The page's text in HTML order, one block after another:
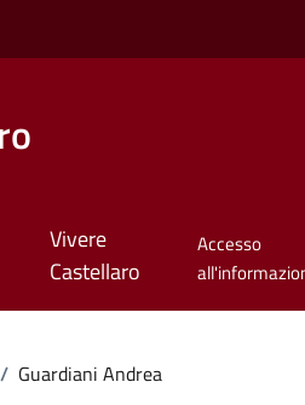
Vivere
Castellaro
Accesso
/ Guardiani Andrea